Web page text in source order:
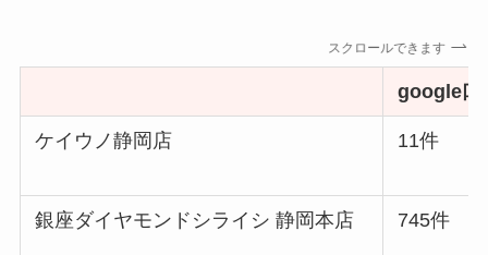
スクロールできます
google口
ケイウノ静岡店 11件
銀座ダイヤモンドシライシ 静岡本店 745件